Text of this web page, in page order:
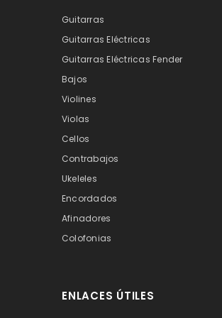
Guitarras
Guitarras Eléctricas
Guitarras Eléctricas Fender
Bajos
Violines
Violas
Cellos
Contrabajos
Ukeleles
Encordados
Afinadores
Colofonias
ENLACES ÚTILES